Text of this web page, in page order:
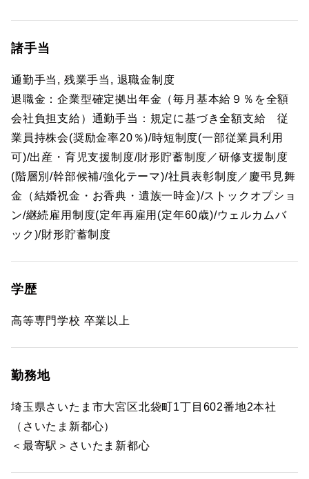
諸手当
通勤手当, 残業手当, 退職金制度
退職金：企業型確定拠出年金（毎月基本給９％を全額
会社負担支給）通勤手当：規定に基づき全額支給 従
業員持株会(奨励金率20％)/時短制度(一部従業員利用
可)/出産・育児支援制度/財形貯蓄制度／研修支援制度
(階層別/幹部候補/強化テーマ)/社員表彰制度／慶弔見舞
金（結婚祝金・お香典・遺族一時金)/ストックオプショ
ン/継続雇用制度(定年再雇用(定年60歳)/ウェルカムバ
ック)/財形貯蓄制度
学歴
高等専門学校 卒業以上
勤務地
埼玉県さいたま市大宮区北袋町1丁目602番地2本社
（さいたま新都心）
＜最寄駅＞さいたま新都心